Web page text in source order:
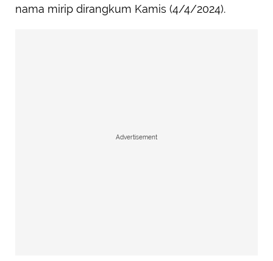
nama mirip dirangkum Kamis (4/4/2024).
Advertisement